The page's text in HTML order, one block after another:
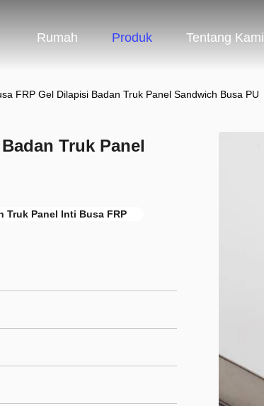
Rumah Produk Tentang Kami
FRP Gel Dilapisi Badan Truk Panel Sandwich Busa PU
Truk Panel
Truk Panel Inti Busa FRP